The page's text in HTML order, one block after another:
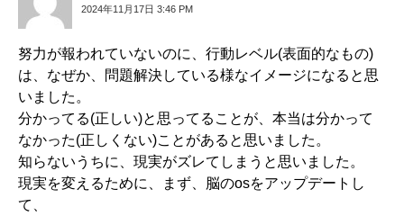
2024年11月17日 3:46 PM
努力が報われていないのに、行動レベル(表面的なもの)
は、なぜか、問題解決している様なイメージになると思
いました。
分かってる(正しい)と思ってることが、本当は分かって
なかった(正しくない)ことがあると思いました。
知らないうちに、現実がズレてしまうと思いました。
現実を変えるために、まず、脳のosをアップデートし
て、